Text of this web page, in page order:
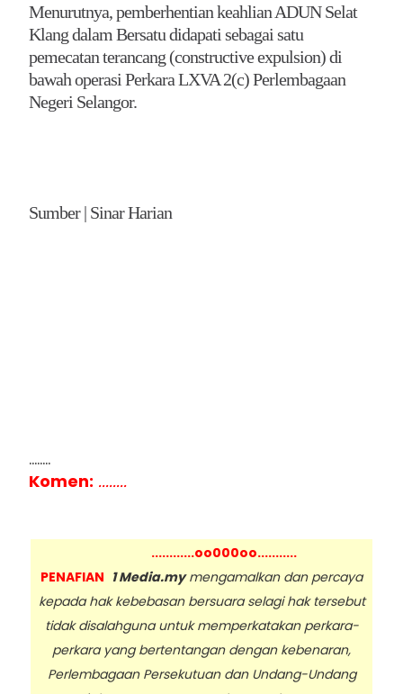
Menurutnya, pemberhentian keahlian ADUN Selat
Klang dalam Bersatu didapati sebagai satu
pemecatan terancang (constructive expulsion) di
bawah operasi Perkara LXVA 2(c) Perlembagaan
Negeri Selangor.
Sumber | Sinar Harian
........
Komen: ........
............oo000oo...........
PENAFIAN 1 Media.mymengamalkan dan percaya
kepada hak kebebasan bersuara selagi hak tersebut
tidak disalahguna untuk memperkatakan perkara-
perkara yang bertentangan dengan kebenaran,
Perlembagaan Persekutuan dan Undang-Undang